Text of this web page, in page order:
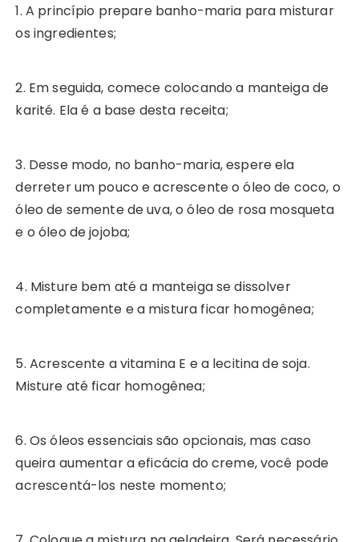
1. A princípio prepare banho-maria para misturar
os ingredientes;
2. Em seguida, comece colocando a manteiga de
karité. Ela é a base desta receita;
3. Desse modo, no banho-maria, espere ela
derreter um pouco e acrescente o óleo de coco, o
óleo de semente de uva, o óleo de rosa mosqueta
e o óleo de jojoba;
4. Misture bem até a manteiga se dissolver
completamente e a mistura ficar homogênea;
5. Acrescente a vitamina E e a lecitina de soja.
Misture até ficar homogênea;
6. Os óleos essenciais são opcionais, mas caso
queira aumentar a eficácia do creme, você pode
acrescentá-los neste momento;